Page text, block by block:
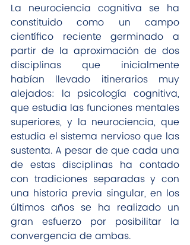
La neurociencia cognitiva se ha
constituido como un campo
científico reciente germinado a
partir de la aproximación de dos
disciplinas que inicialmente
habían llevado itinerarios muy
alejados: la psicología cognitiva,
que estudia las funciones mentales
superiores, y la neurociencia, que
estudia el sistema nervioso que las
sustenta. A pesar de que cada una
de estas disciplinas ha contado
con tradiciones separadas y con
una historia previa singular, en los
últimos años se ha realizado un
gran esfuerzo por posibilitar la
convergencia de ambas.